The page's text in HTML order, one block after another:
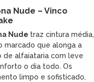
Nude – Vinco
Nude traz cintura média,
marcado que alonga a
de alfaiataria com leve
o dia todo. Os
limpo e sofisticado,